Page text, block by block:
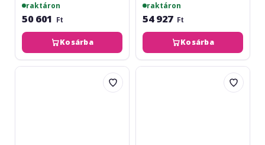
raktáron
50 601 Ft
Kosárba
raktáron
54 927 Ft
Kosárba
Boss
Nux